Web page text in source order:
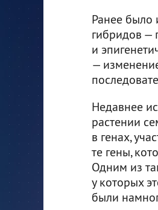
Ранее было
гибридов —
и
—
Недавнее
растении
в генах,
те гены,
Одним из
у которых
были